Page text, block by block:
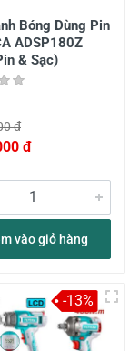
Bóng Dùng Pin
ADSP180Z
& Sạc)
đ
đ
vào giỏ hàng
-13%